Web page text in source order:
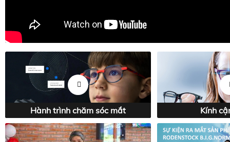
Hành trình chăm sóc mắt Kính